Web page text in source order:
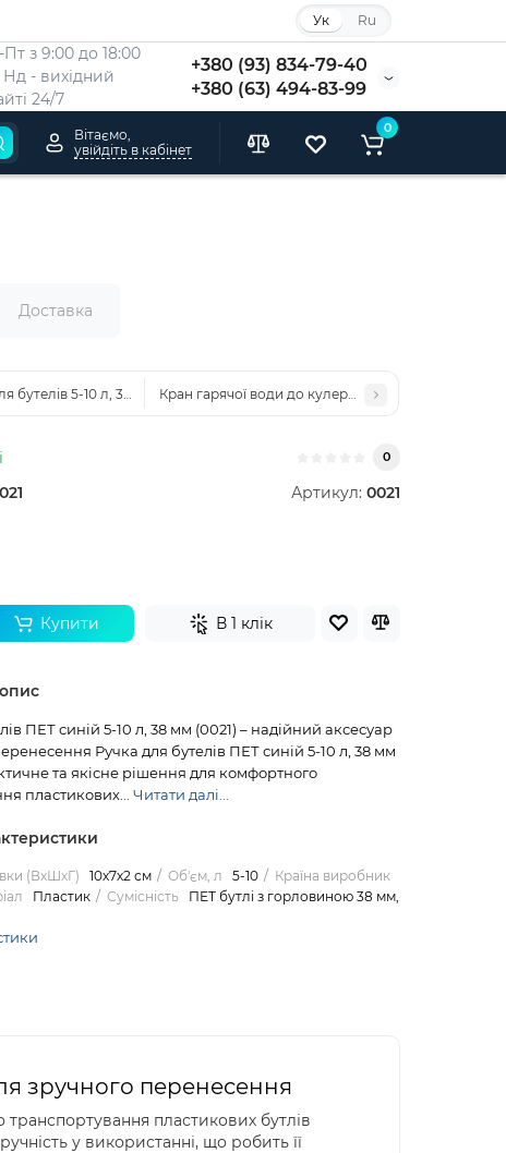
Ук Ru
з 9:00 до 18:00
Нд - вихідний
24/7
+380 (93) 834-79-40
+380 (63) 494-83-99
Вітаємо,
увійдіть в кабінет
0
Доставка
бутелів 5-10 л, 38 мм синій (0020)Кран гарячої води до кулера VIO X172 зовнішня
0
Артикул: 0021
Купити В 1 клік
ПЕТ синій 5-10 л, 38 мм (0021) – надійний аксесуар
Ручка для бутелів ПЕТ синій 5-10 л, 38 мм
та якісне рішення для комфортного
пластикових... Читати далі...
(ВхШхГ) 10х7х2 см Об'єм, л 5-10
Країна виробник
Пластик Сумісність
ПЕТ бутлі з горловиною 38 мм,
зручного перенесення
пластикових бутлів
у використанні, що робить її